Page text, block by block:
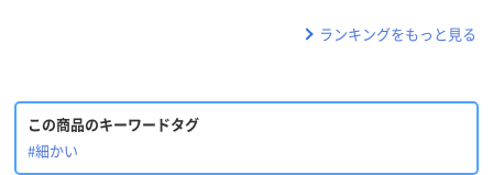
ランキングをもっと見る
この商品のキーワードタグ
#細かい